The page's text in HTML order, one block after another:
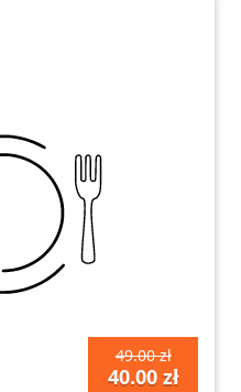
49.00 zł
40.00 zł